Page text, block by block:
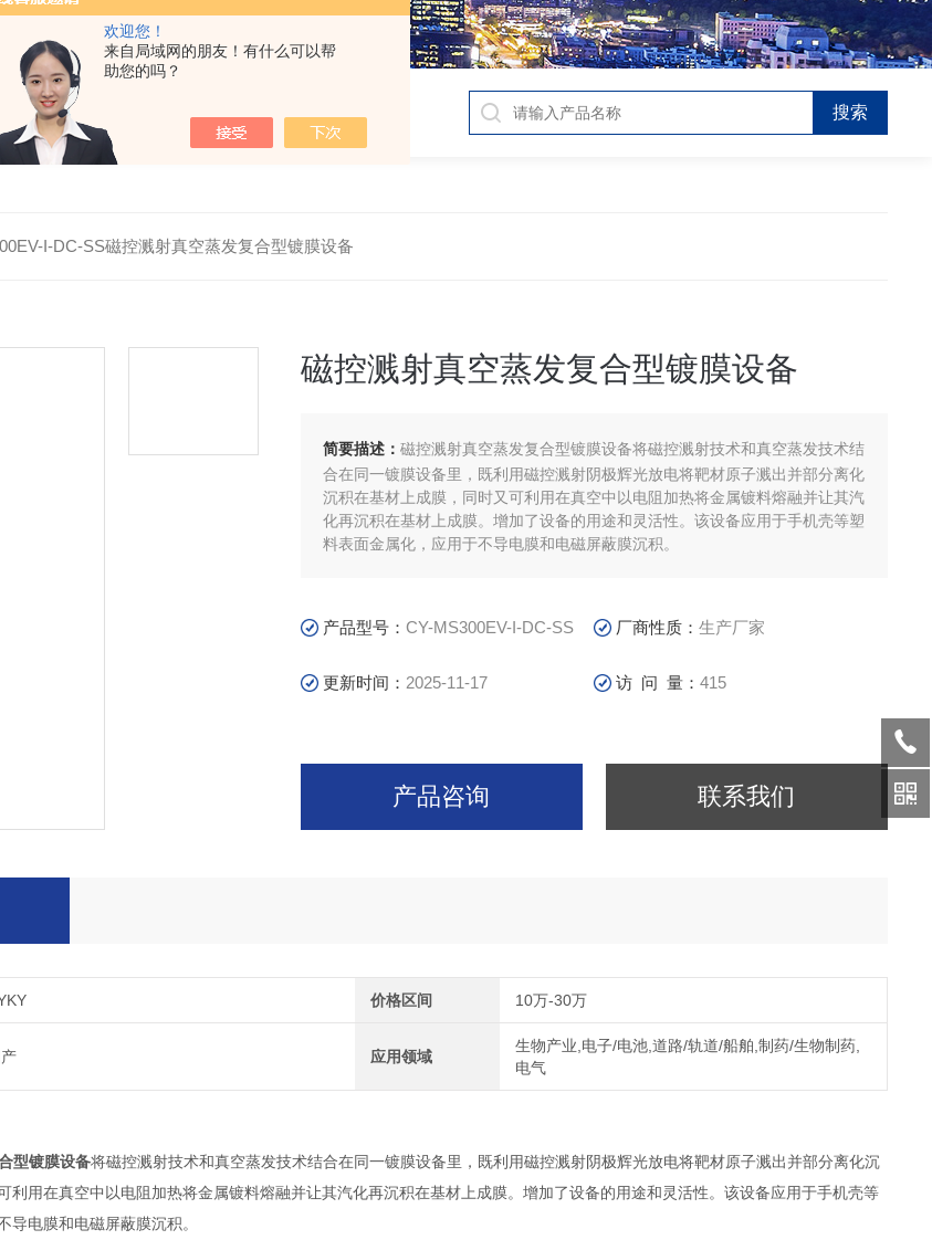
欢迎您！
来自局域网的朋友！有什么可以帮
助您的吗？
I-DC-SS磁控溅射真空蒸发复合型镀膜设备
磁控溅射真空蒸发复合型镀膜设备
简要描述：磁控溅射真空蒸发复合型镀膜设备将磁控溅射技术和真空蒸发技术结
合在同一镀膜设备里，既利用磁控溅射阴极辉光放电将靶材原子溅出并部分离化
沉积在基材上成膜，同时又可利用在真空中以电阻加热将金属镀料熔融并让其汽
化再沉积在基材上成膜。增加了设备的用途和灵活性。该设备应用于手机壳等塑
料表面金属化，应用于不导电膜和电磁屏蔽膜沉积。
产品型号：CY-MS300EV-I-DC-SS 厂商性质：生产厂家
更新时间： 2025-11-17 访 问 量：415
产品咨询 联系我们
价格区间 10万-30万
应用领域
生物产业,电子/电池,道路/轨道/船舶,制药/生物制药,
电气
型镀膜设备将磁控溅射技术和真空蒸发技术结合在同一镀膜设备里，既利用磁控溅射阴极辉光放电将靶材原子溅出并部分离化沉
利用在真空中以电阻加热将金属镀料熔融并让其汽化再沉积在基材上成膜。增加了设备的用途和灵活性。该设备应用于手机壳等
导电膜和电磁屏蔽膜沉积。